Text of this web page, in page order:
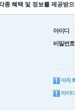
종 혜택 및 정보를 제공받
아이디
비밀번호
아직
아이